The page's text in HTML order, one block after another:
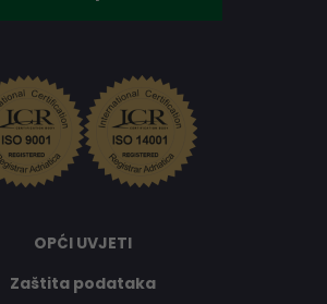
OPĆI UVJETI
Zaštita podataka